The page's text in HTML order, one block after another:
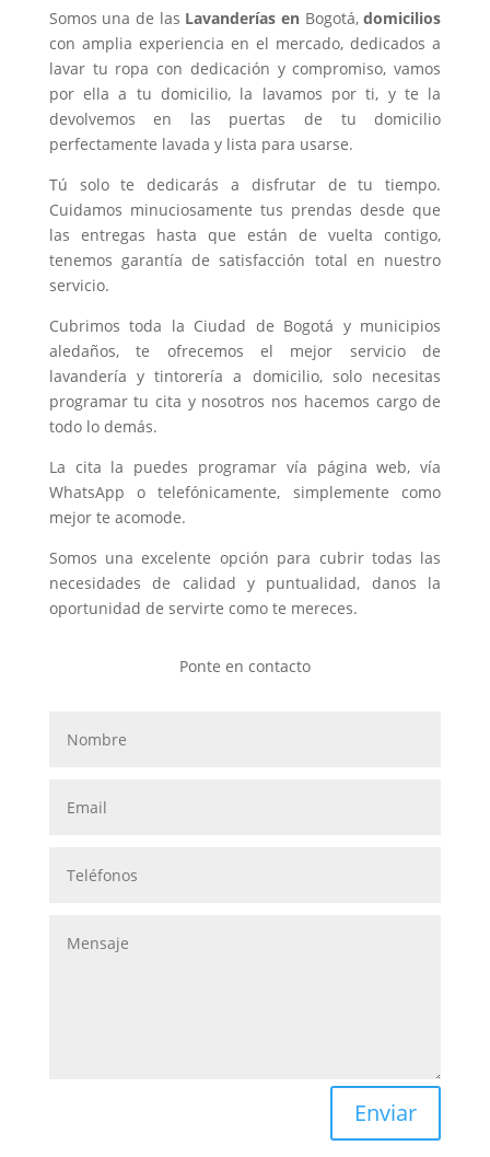
Somos una de las Lavanderías enBogotá,domicilios
con amplia experiencia en el mercado, dedicados a
lavar tu ropa con dedicación y compromiso, vamos
por ella a tu domicilio, la lavamos por ti, y te la
devolvemos en las puertas de tu domicilio
perfectamente lavada y lista para usarse.
Tú solo te dedicarás a disfrutar de tu tiempo.
Cuidamos minuciosamente tus prendas desde que
las entregas hasta que están de vuelta contigo,
tenemos garantía de satisfacción total en nuestro
servicio.
Cubrimos toda la Ciudad de Bogotá y municipios
aledaños, te ofrecemos el mejor servicio de
lavandería y tintorería a domicilio, solo necesitas
programar tu cita y nosotros nos hacemos cargo de
todo lo demás.
La cita la puedes programar vía página web, vía
WhatsApp o telefónicamente, simplemente como
mejor te acomode.
Somos una excelente opción para cubrir todas las
necesidades de calidad y puntualidad, danos la
oportunidad de servirte como te mereces.
Ponte en contacto
Enviar